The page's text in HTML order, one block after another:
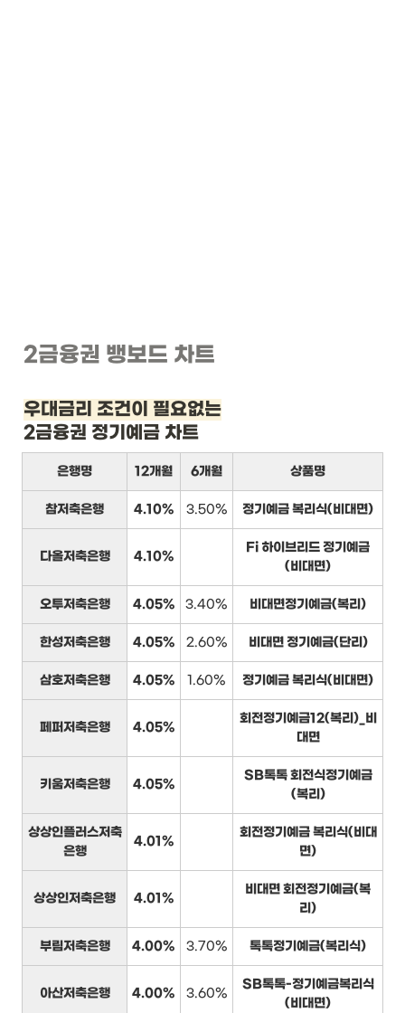
2금융권 뱅보드 차트
우대금리 조건이 필요없는
2금융권 정기예금 차트
은행명 12개월 6개월 상품명
참저축은행 4.10% 3.50% 정기예금 복리식(비대면)
다올저축은행 4.10%
Fi 하이브리드 정기예금
(비대면)
오투저축은행 4.05% 3.40% 비대면정기예금(복리)
한성저축은행 4.05% 2.60% 비대면 정기예금(단리)
삼호저축은행 4.05% 1.60% 정기예금 복리식(비대면)
페퍼저축은행 4.05%
회전정기예금12(복리)_비
대면
키움저축은행 4.05%
SB톡톡 회전식정기예금
(복리)
상상인플러스저축
은행
4.01%
회전정기예금 복리식(비대
면)
상상인저축은행 4.01%
비대면 회전정기예금(복
리)
부림저축은행 4.00% 3.70% 톡톡정기예금(복리식)
아산저축은행 4.00% 3.60%
SB톡톡-정기예금복리식
(비대면)